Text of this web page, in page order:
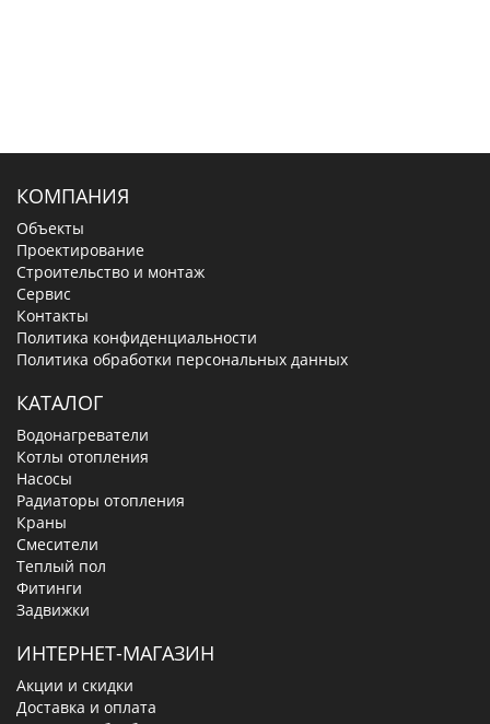
КОМПАНИЯ
Объекты
Проектирование
Строительство и монтаж
Сервис
Контакты
Политика конфиденциальности
Политика обработки персональных данных
КАТАЛОГ
Водонагреватели
Котлы отопления
Насосы
Радиаторы отопления
Краны
Смесители
Теплый пол
Фитинги
Задвижки
ИНТЕРНЕТ-МАГАЗИН
Акции и скидки
Доставка и оплата